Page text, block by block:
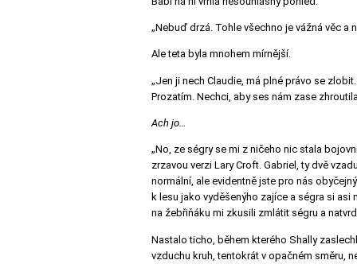
„Nebuď drzá. Tohle všechno je vážná věc a
Ale teta byla mnohem mírnější.
„Jen ji nech Claudie, má plné právo se
Prozatím. Nechci, aby ses nám zase
Ach jo…
„No, ze ségry se mi z ničeho nic stala
zrzavou verzi Lary Croft. Gabriel, ty dvě
normální, ale evidentně jste pro nás
k lesu jako vyděšenýho zajíce a ségra si
na žebřiňáku mi zkusili zmlátit ségru a
Nastalo ticho, během kterého Shally
vzduchu kruh, tentokrát v opačném směru,